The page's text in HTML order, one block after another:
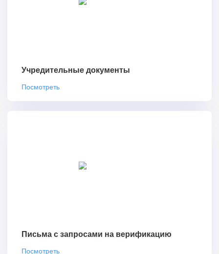
Учредительные документы
Посмотреть
Письма с запросами на верификацию
Посмотреть